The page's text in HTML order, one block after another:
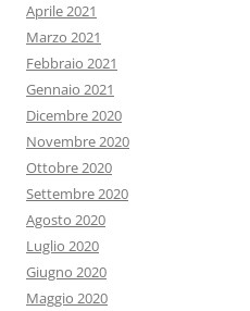
Aprile 2021
Marzo 2021
Febbraio 2021
Gennaio 2021
Dicembre 2020
Novembre 2020
Ottobre 2020
Settembre 2020
Agosto 2020
Luglio 2020
Giugno 2020
Maggio 2020